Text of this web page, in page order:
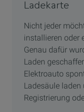
Ladekarte
Nicht jeder
installieren oder
Genau dafür
Laden
Elektroauto
Ladesäule
Registrierung